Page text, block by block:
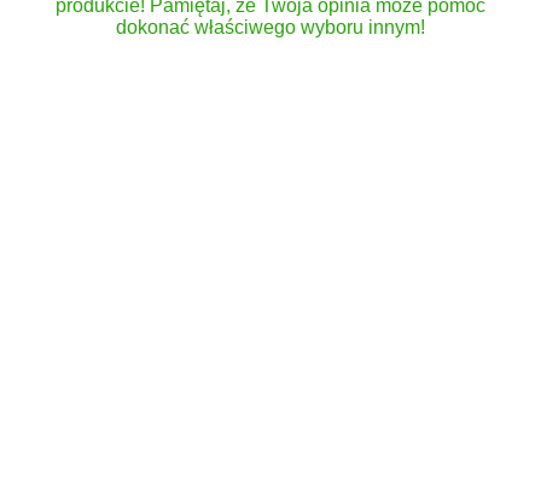
produkcie! Pamiętaj, że Twoja opinia może pomóc
dokonać właściwego wyboru innym!